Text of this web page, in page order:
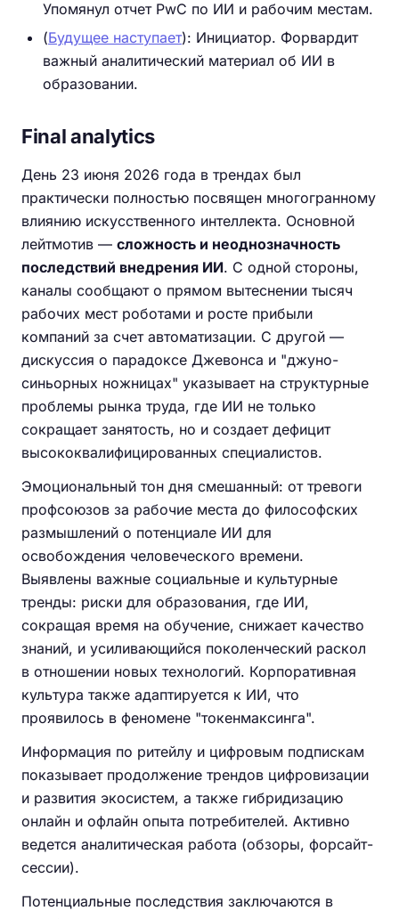
Упомянул отчет PwC по ИИ и рабочим местам.
(Будущее наступает): Инициатор. Форвардит
важный аналитический материал об ИИ в
образовании.
Final analytics
День 23 июня 2026 года в трендах был
практически полностью посвящен многогранному
влиянию искусственного интеллекта. Основной
лейтмотив — сложность и неоднозначность
последствий внедрения ИИ. С одной стороны,
каналы сообщают о прямом вытеснении тысяч
рабочих мест роботами и росте прибыли
компаний за счет автоматизации. С другой —
дискуссия о парадоксе Джевонса и "джуно-
синьорных ножницах" указывает на структурные
проблемы рынка труда, где ИИ не только
сокращает занятость, но и создает дефицит
высококвалифицированных специалистов.
Эмоциональный тон дня смешанный: от тревоги
профсоюзов за рабочие места до философских
размышлений о потенциале ИИ для
освобождения человеческого времени.
Выявлены важные социальные и культурные
тренды: риски для образования, где ИИ,
сокращая время на обучение, снижает качество
знаний, и усиливающийся поколенческий раскол
в отношении новых технологий. Корпоративная
культура также адаптируется к ИИ, что
проявилось в феномене "токенмаксинга".
Информация по ритейлу и цифровым подпискам
показывает продолжение трендов цифровизации
и развития экосистем, а также гибридизацию
онлайн и офлайн опыта потребителей. Активно
ведется аналитическая работа (обзоры, форсайт-
сессии).
Потенциальные последствия заключаются в